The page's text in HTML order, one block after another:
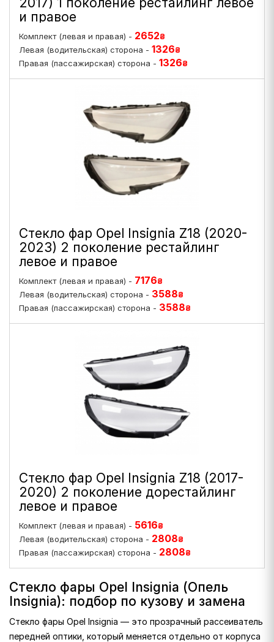
и правое
Комплект (левая и правая) - 2652₴
Левая (водительская) сторона - 1326₴
Правая (пассажирская) сторона - 1326₴
Стекло фар Opel Insignia Z18 (2020-
2023) 2 поколение рестайлинг
левое и правое
Комплект (левая и правая) - 7176₴
Левая (водительская) сторона - 3588₴
Правая (пассажирская) сторона - 3588₴
Стекло фар Opel Insignia Z18 (2017-
2020) 2 поколение дорестайлинг
левое и правое
Комплект (левая и правая) - 5616₴
Левая (водительская) сторона - 2808₴
Правая (пассажирская) сторона - 2808₴
Стекло фары Opel Insignia (Опель
Insignia): подбор по кузову и замена
Стекло фары Opel Insignia — это прозрачный рассеиватель
передней оптики, который меняется отдельно от корпуса